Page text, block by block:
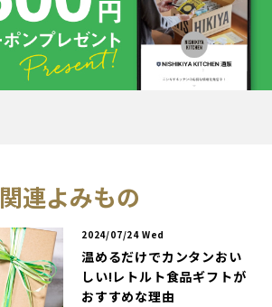
関連よみもの
2024/07/24 Wed
温めるだけでカンタンおい
しい!レトルト食品ギフトが
おすすめな理由